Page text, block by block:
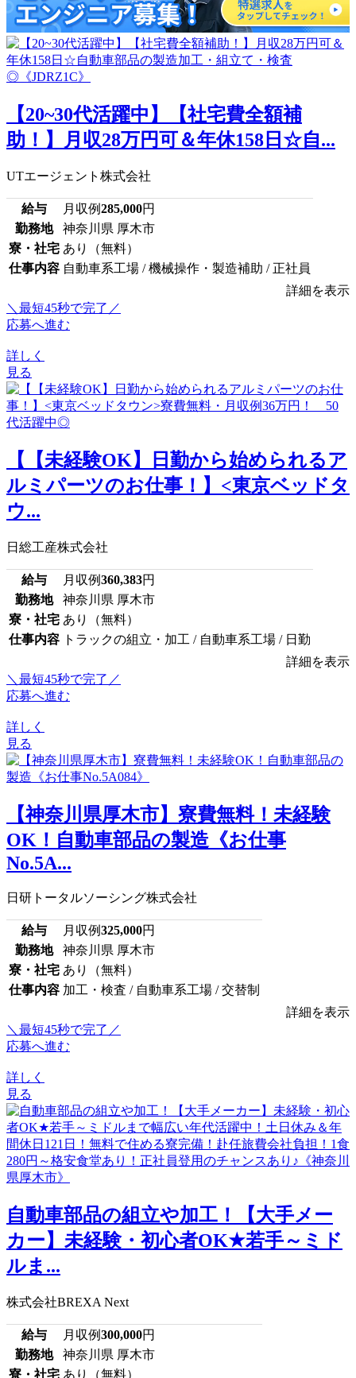
【20~30代活躍中】【社宅費全額補
助！】月収28万円可＆年休158日☆自...
UTエージェント株式会社
給与 月収例285,000円
勤務地
神奈川県 厚木市
寮・社宅 あり（無料）
仕事内容 自動車系工場 / 機械操作・製造補助 / 正社員
詳細を表示
＼最短45秒で完了／
応募へ進む
詳しく
見る
【【未経験OK】日勤から始められるア
ルミパーツのお仕事！】<東京ベッドタ
ウ...
日総工産株式会社
給与 月収例360,383円
勤務地
神奈川県 厚木市
寮・社宅 あり（無料）
仕事内容 トラックの組立・加工 / 自動車系工場 / 日勤
詳細を表示
＼最短45秒で完了／
応募へ進む
詳しく
見る
【神奈川県厚木市】寮費無料！未経験
OK！自動車部品の製造《お仕事
No.5A...
日研トータルソーシング株式会社
給与 月収例325,000円
勤務地
神奈川県 厚木市
寮・社宅 あり（無料）
仕事内容 加工・検査 / 自動車系工場 / 交替制
詳細を表示
＼最短45秒で完了／
応募へ進む
詳しく
見る
自動車部品の組立や加工！【大手メー
カー】未経験・初心者OK★若手～ミド
ルま...
株式会社BREXA Next
給与 月収例300,000円
勤務地
神奈川県 厚木市
寮・社宅 あり（無料）